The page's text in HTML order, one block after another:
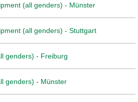
(all genders) - Münster
(all genders) - Stuttgart
genders) - Freiburg
genders) - Münster